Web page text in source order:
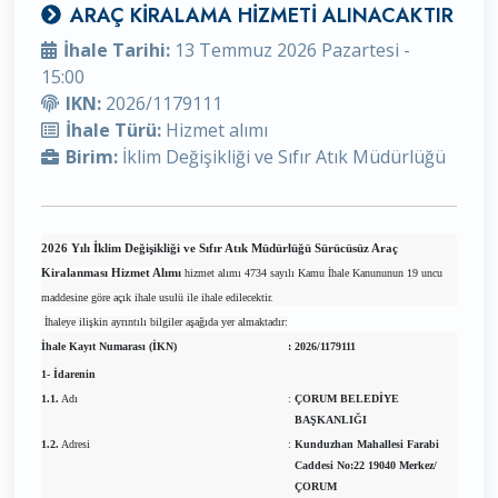
ARAÇ KİRALAMA HİZMETİ ALINACAKTIR
İhale Tarihi: 13 Temmuz 2026 Pazartesi -
15:00
IKN: 2026/1179111
İhale Türü: Hizmet alımı
Birim: İklim Değişikliği ve Sıfır Atık Müdürlüğü
2026 Yılı İklim Değişikliği ve Sıfır Atık Müdürlüğü Sürücüsüz Araç
Kiralanması Hizmet Alımı hizmet alımı 4734 sayılı Kamu İhale Kanununun 19 uncu
maddesine göre açık ihale usulü ile ihale edilecektir.
İhaleye ilişkin ayrıntılı bilgiler aşağıda yer almaktadır:
İhale Kayıt Numarası (İKN)
: 2026/1179111
1- İdarenin
1.1. Adı : ÇORUM BELEDİYE
BAŞKANLIĞI
1.2. Adresi : Kunduzhan Mahallesi Farabi
Caddesi No:22 19040 Merkez/
ÇORUM